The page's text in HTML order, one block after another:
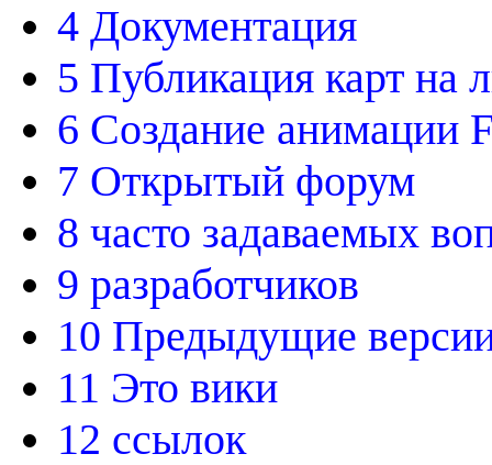
4 Документация
5 Публикация карт на
6 Создание анимации
7 Открытый форум
8 часто задаваемых
9 разработчиков
10 Предыдущие
11 Это вики
12 ссылок